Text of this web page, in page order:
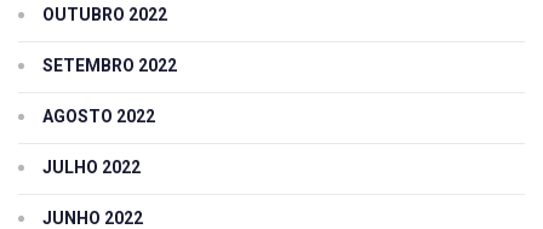
OUTUBRO 2022
SETEMBRO 2022
AGOSTO 2022
JULHO 2022
JUNHO 2022